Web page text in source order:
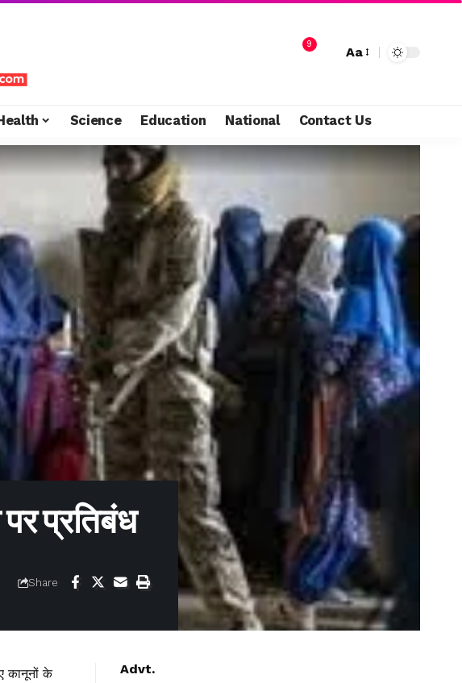
9
Aa
Science Education National Contact Us
प्रतिबंध
Share
कानूनों के
Advt.